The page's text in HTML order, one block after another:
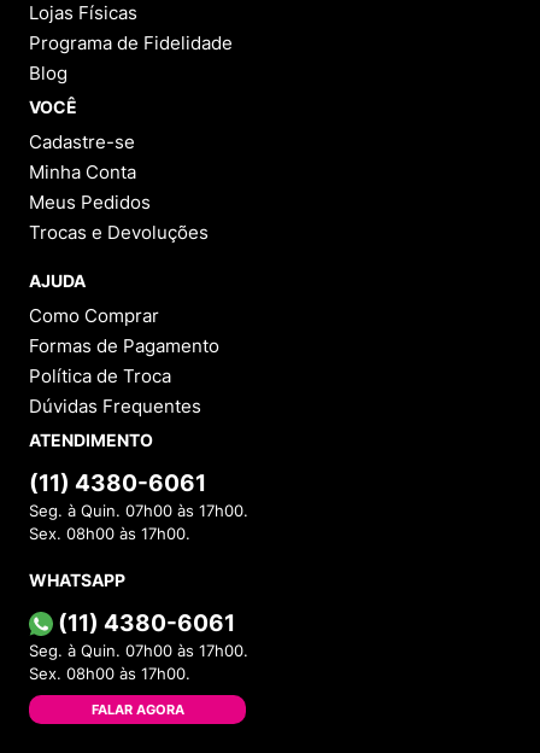
Lojas Físicas
Programa de Fidelidade
Blog
VOCÊ
Cadastre-se
Minha Conta
Meus Pedidos
Trocas e Devoluções
AJUDA
Como Comprar
Formas de Pagamento
Política de Troca
Dúvidas Frequentes
ATENDIMENTO
(11) 4380-6061
Seg. à Quin. 07h00 às 17h00.
Sex. 08h00 às 17h00.
WHATSAPP
(11) 4380-6061
Seg. à Quin. 07h00 às 17h00.
Sex. 08h00 às 17h00.
FALAR AGORA